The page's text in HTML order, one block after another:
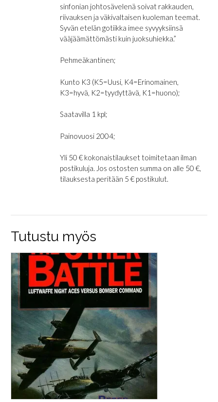
sinfonian johtosävelenä soivat rakkauden,
riivauksen ja väkivaltaisen kuoleman teemat.
Syvän etelän gotiikka imee syvyyksiinsä
vääjäämättömästi kuin juoksuhiekka.”
Pehmeäkantinen;
Kunto K3 (K5=Uusi, K4=Erinomainen,
K3=hyvä, K2=tyydyttävä, K1=huono);
Saatavilla 1 kpl;
Painovuosi 2004;
Yli 50 € kokonaistilaukset toimitetaan ilman
postikuluja. Jos ostosten summa on alle 50 €,
tilauksesta peritään 5 € postikulut.
Tutustu myös